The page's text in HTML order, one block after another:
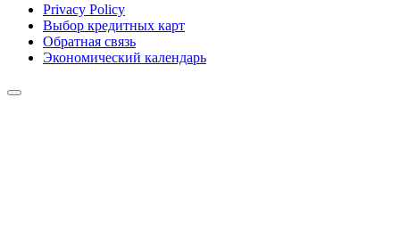
Privacy Policy
Выбор кредитных карт
Обратная связь
Экономический календарь